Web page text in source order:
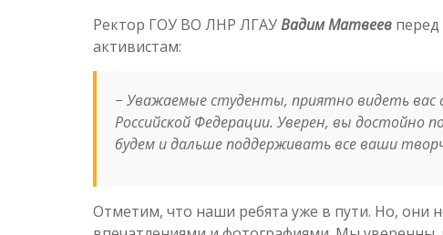
Ректор ГОУ ВО ЛНР ЛГАУВадим Матвеев
активистам:
−Уважаемые студенты, приятно видеть вас
Российской Федерации. Уверен, вы достойно
будем и дальше поддерживать все ваши
Отметим, что наши ребята уже в пути. Но, они